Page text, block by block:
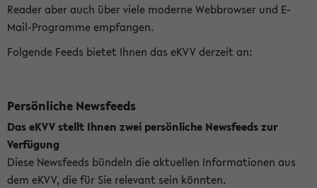
Reader aber auch über viele moderne Webbrowser und E-
Mail-Programme empfangen.
Folgende Feeds bietet Ihnen das eKVV derzeit an:
Persönliche Newsfeeds
Das eKVV stellt Ihnen zwei persönliche Newsfeeds zur
Verfügung
Diese Newsfeeds bündeln die aktuellen Informationen aus
dem eKVV, die für Sie relevant sein könnten.